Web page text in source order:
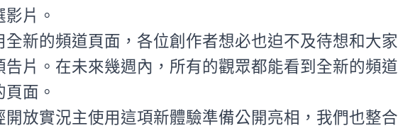
片。
新的頻道頁面，各位創作者想必也迫不及待想和大
片。在未來幾週內，所有的觀眾都能看到全新的頻道
面。
放實況主使用這項新體驗準備公開亮相，我們也整